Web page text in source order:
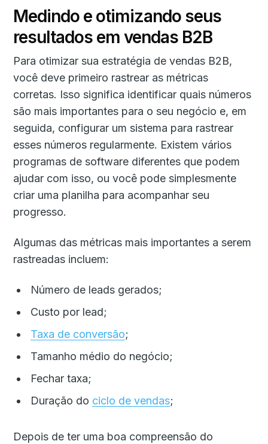
Medindo e otimizando seus
resultados em vendas B2B
Para otimizar sua estratégia de vendas B2B,
você deve primeiro rastrear as métricas
corretas. Isso significa identificar quais números
são mais importantes para o seu negócio e, em
seguida, configurar um sistema para rastrear
esses números regularmente. Existem vários
programas de software diferentes que podem
ajudar com isso, ou você pode simplesmente
criar uma planilha para acompanhar seu
progresso.
Algumas das métricas mais importantes a serem
rastreadas incluem:
Número de leads gerados;
Custo por lead;
Taxa de conversão;
Tamanho médio do negócio;
Fechar taxa;
Duração do ciclo de vendas;
Depois de ter uma boa compreensão do